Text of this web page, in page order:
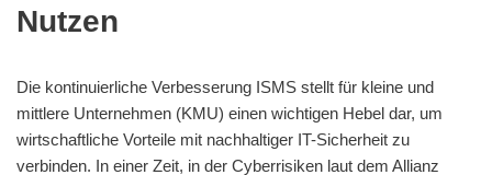
Nutzen
Die kontinuierliche Verbesserung ISMS stellt für kleine und
mittlere Unternehmen (KMU) einen wichtigen Hebel dar, um
wirtschaftliche Vorteile mit nachhaltiger IT-Sicherheit zu
verbinden. In einer Zeit, in der Cyberrisiken laut dem Allianz